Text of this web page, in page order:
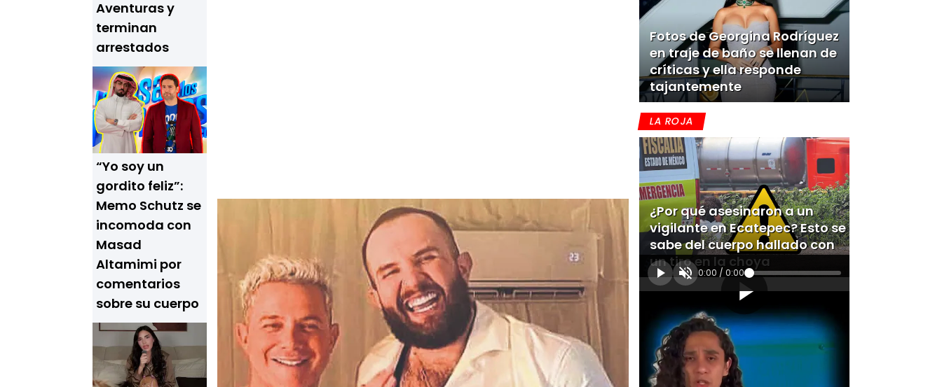
Aventuras y
terminan
arrestados
“Yo soy un
gordito feliz”:
Memo Schutz se
incomoda con
Masad
Altamimi por
comentarios
sobre su cuerpo
Fotos de Georgina Rodríguez
en traje de baño se llenan de
críticas y ella responde
tajantemente
LA ROJA
¿Por qué asesinaron a un
vigilante en Ecatepec? Esto se
sabe del cuerpo hallado con
un tiro en la choya
0:00 / 0:00
[Publicidad]